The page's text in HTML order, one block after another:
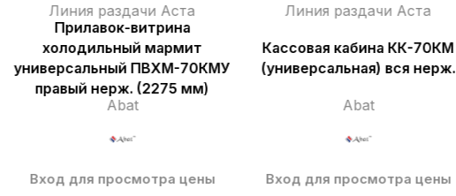
Линия раздачи Аста
Прилавок-витрина
холодильный мармит
универсальный ПВХМ-70КМУ
правый нерж. (2275 мм)
Abat
Вход для просмотра цены
Линия раздачи Аста
Кассовая кабина КК-70КМ
(универсальная) вся нерж.
Abat
Вход для просмотра цены